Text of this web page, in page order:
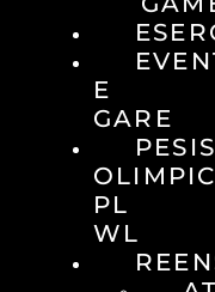
E
GARE
PL
WL